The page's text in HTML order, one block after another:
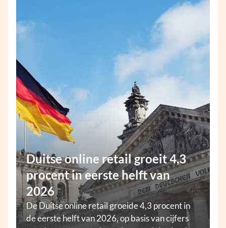
Duitse online retail groeit 4,3
procent in eerste helft van
2026
De Duitse online retail groeide 4,3 procent in
de eerste helft van 2026, op basis van cijfers